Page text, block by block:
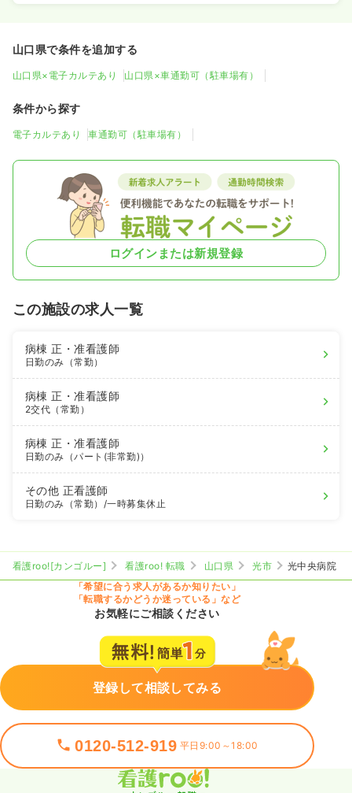
山口県で条件を追加する
山口県×電子カルテあり 山口県×車通勤可（駐車場有）
条件から探す
電子カルテあり 車通勤可（駐車場有）
ログインまたは新規登録
この施設の求人一覧
病棟正・准看護師
日勤のみ（常勤）
病棟正・准看護師
2交代（常勤）
病棟正・准看護師
日勤のみ（パート(非常勤)）
その他 正看護師
日勤のみ（常勤） /一時募集休止
看護roo![カンゴルー] 看護roo! 転職 山口県 光市
光中央病院
「希望に合う求人があるか知りたい」
「転職するかどうか迷っている」など
お気軽にご相談ください
登録して相談してみる
0120-512-919 平日9:00～18:00